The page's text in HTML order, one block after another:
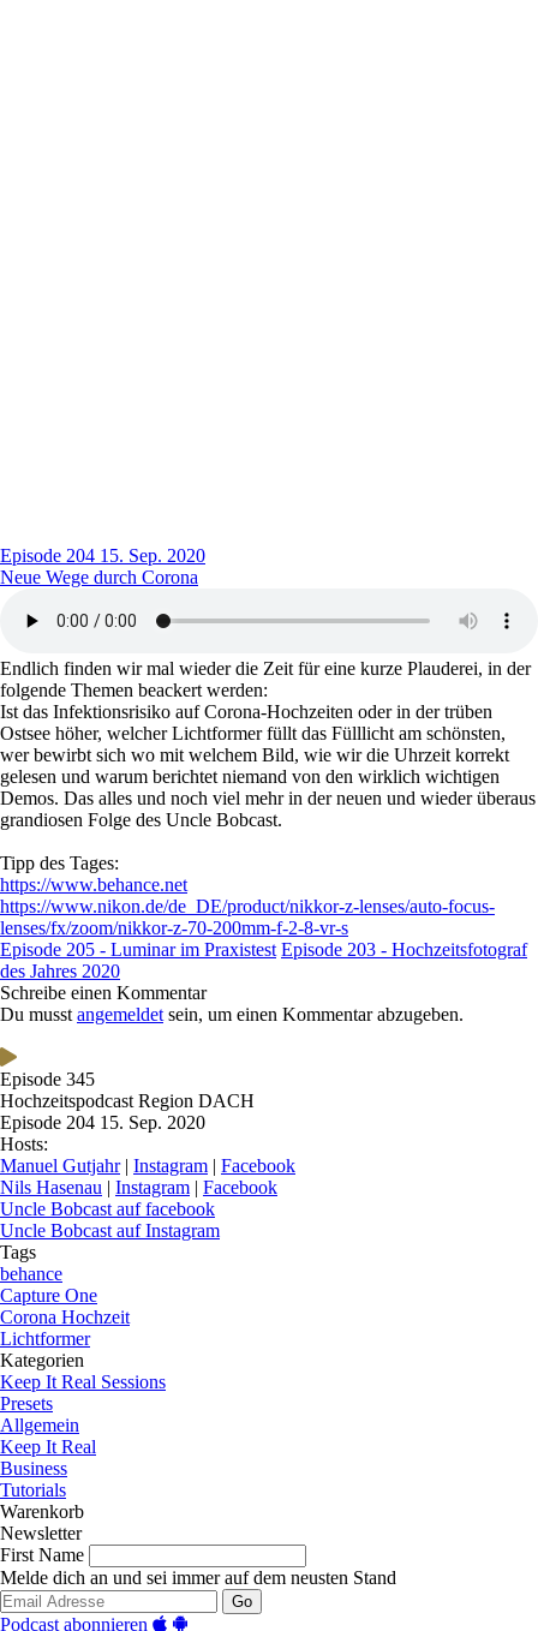
Episode 204 15. Sep. 2020
Neue Wege durch Corona
Endlich finden wir mal wieder die Zeit für eine kurze Plauderei, in der
folgende Themen beackert werden:
Ist das Infektionsrisiko auf Corona-Hochzeiten oder in der trüben
Ostsee höher, welcher Lichtformer füllt das Fülllicht am schönsten,
wer bewirbt sich wo mit welchem Bild, wie wir die Uhrzeit korrekt
gelesen und warum berichtet niemand von den wirklich wichtigen
Demos. Das alles und noch viel mehr in der neuen und wieder überaus
grandiosen Folge des Uncle Bobcast.
Tipp des Tages:
https://www.behance.net
https://www.nikon.de/de_DE/product/nikkor-z-lenses/auto-focus-
lenses/fx/zoom/nikkor-z-70-200mm-f-2-8-vr-s
Episode 205 - Luminar im Praxistest Episode 203 - Hochzeitsfotograf
des Jahres 2020
Schreibe einen Kommentar
Du musst angemeldet sein, um einen Kommentar abzugeben.
Episode 345
Hochzeitspodcast Region DACH
Episode 204 15. Sep. 2020
Hosts:
Manuel Gutjahr| Instagram | Facebook
Nils Hasenau | Instagram | Facebook
Uncle Bobcast auf facebook
Uncle Bobcast auf Instagram
Tags
behance
Capture One
Corona Hochzeit
Lichtformer
Kategorien
Keep It Real Sessions
Presets
Allgemein
Keep It Real
Business
Tutorials
Warenkorb
Newsletter
First Name
Melde dich an und sei immer auf dem neusten Stand
Go
Podcast abonnieren